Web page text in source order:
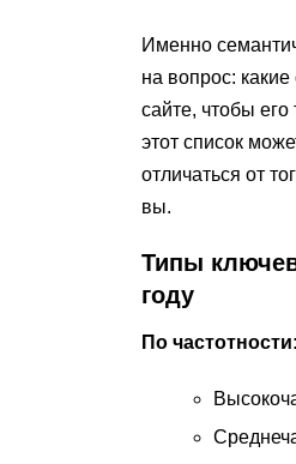
Именно
на вопрос:
сайте, чтобы
этот список
отличаться от
вы.
Типы
году
По частотности: